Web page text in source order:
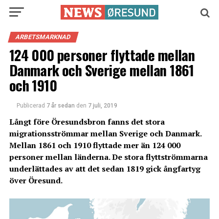
ARBETSMARKNAD
124 000 personer flyttade mellan
Danmark och Sverige mellan 1861
och 1910
Publicerad 7 år sedan den 7 juli, 2019
Långt före Öresundsbron fanns det stora
migrationsströmmar mellan Sverige och Danmark.
Mellan 1861 och 1910 flyttade mer än 124 000
personer mellan länderna. De stora flyttströmmarna
underlättades av att det sedan 1819 gick ångfartyg
över Öresund.